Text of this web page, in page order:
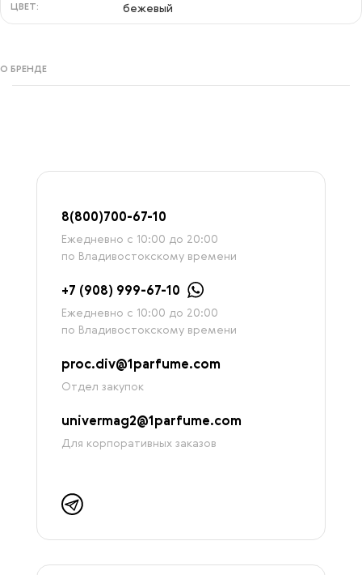
ЦВЕТ: бежевый
О БРЕНДЕ
8(800)700-67-10
Ежедневно с 10:00 до 20:00
по Владивостокскому времени
+7 (908) 999-67-10
Ежедневно с 10:00 до 20:00
по Владивостокскому времени
proc.div@1parfume.com
Отдел закупок
univermag2@1parfume.com
Для корпоративных заказов